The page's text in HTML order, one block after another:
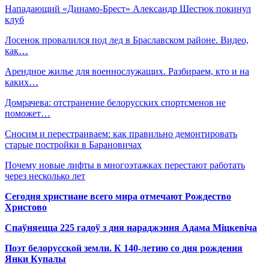
Нападающий «Динамо-Брест» Александр Шестюк покинул
клуб
Лосенок провалился под лед в Браславском районе. Видео,
как…
Арендное жилье для военнослужащих. Разбираем, кто и на
каких…
Домрачева: отстранение белорусских спортсменов не
поможет…
Сносим и перестраиваем: как правильно демонтировать
старые постройки в Барановичах
Почему новые лифты в многоэтажках перестают работать
через несколько лет
Сегодня христиане всего мира отмечают Рождество
Христово
Спаўняецца 225 гадоў з дня нараджэння Адама Міцкевіча
Поэт белорусской земли. К 140-летию со дня рождения
Янки Купалы